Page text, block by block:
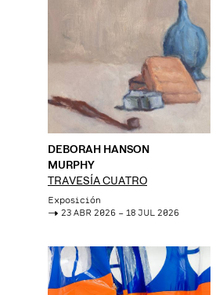
DEBORAH HANSON
MURPHY
TRAVESÍA CUATRO
Exposición
-> 23 ABR 2026 – 18 JUL 2026